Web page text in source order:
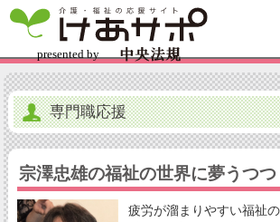
専門職応援
宗澤忠雄の福祉の世界に夢うつつ
疲労が溜まりやすい福祉の